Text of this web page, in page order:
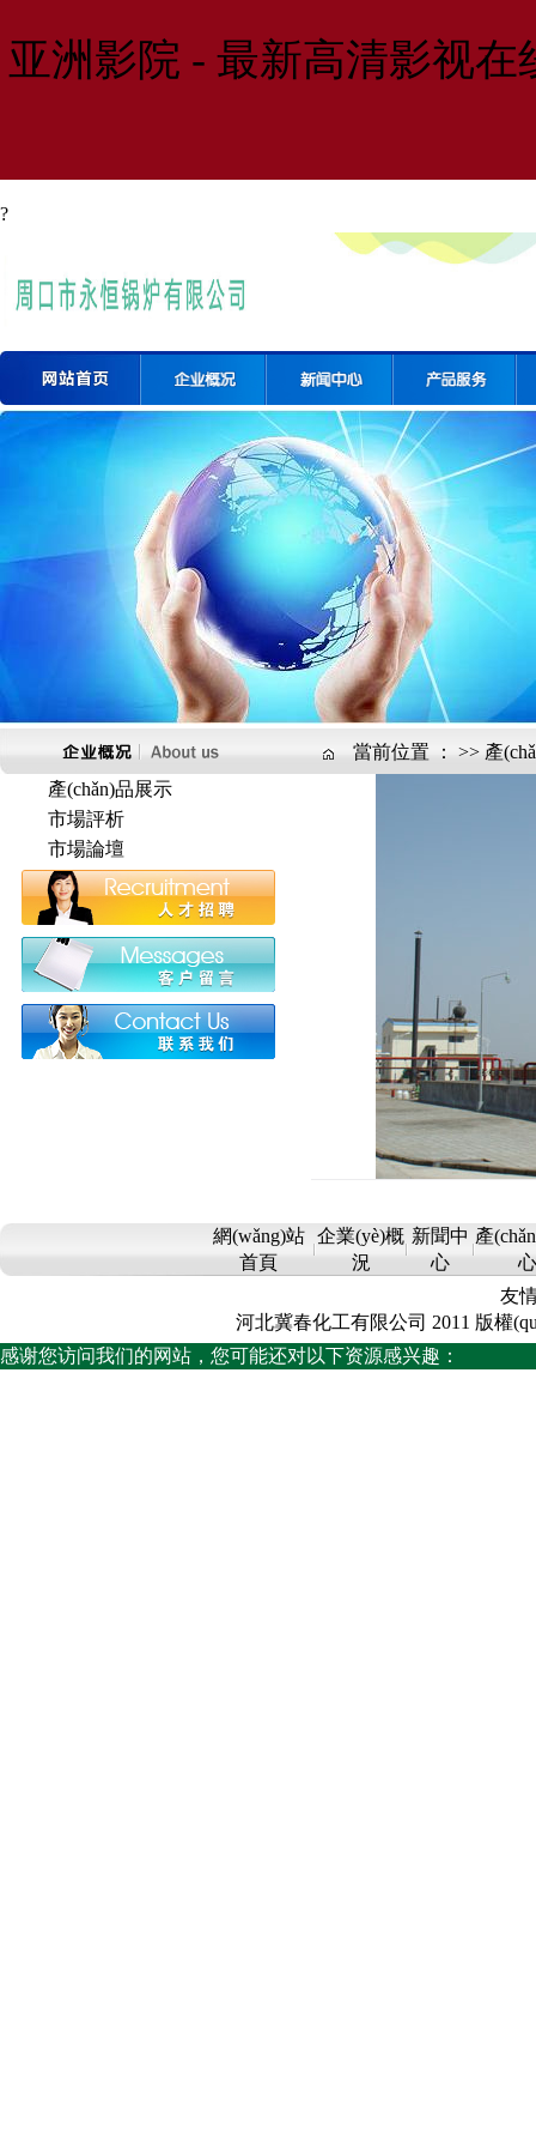
亚洲影院 - 最新高清影视
?
當前位置 ： >> 產
產(chǎn)品展示
市場評析
市場論壇
網(wǎng)站
首頁
企業(yè)概
況
新聞中
心
產
心
友
河北冀春化工有限公司 2011 版權
感谢您访问我们的网站，您可能还对以下资源感兴趣：